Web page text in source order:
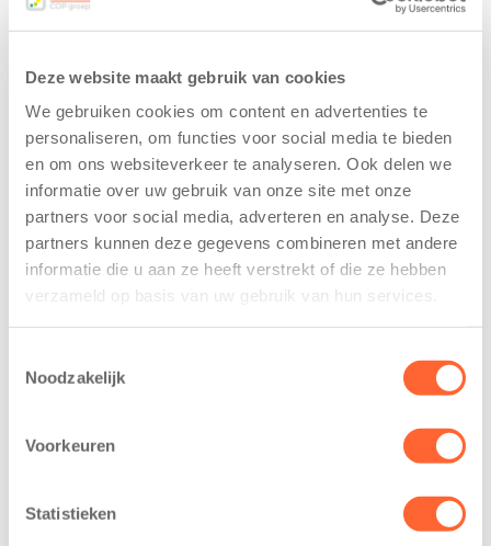
Deze website maakt gebruik van cookies
We gebruiken cookies om content en advertenties te
personaliseren, om functies voor social media te bieden
en om ons websiteverkeer te analyseren. Ook delen we
informatie over uw gebruik van onze site met onze
partners voor social media, adverteren en analyse. Deze
partners kunnen deze gegevens combineren met andere
informatie die u aan ze heeft verstrekt of die ze hebben
verzameld op basis van uw gebruik van hun services.
Noodzakelijk
Voorkeuren
Statistieken
Kids First
tekent
koopcontract
voor nieuw
kindcentrum in
Leeuwarden
11 juni 2026
belangrijke stap
Kids First
nieuwe
naamsponsor
van de Mini 4
Mijl tijdens de
van Groningen
deelnemers van
Noord-Nederland